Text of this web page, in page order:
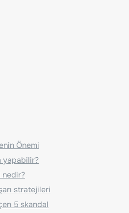
Önemi
yapabilir?
stratejileri
5 skandal